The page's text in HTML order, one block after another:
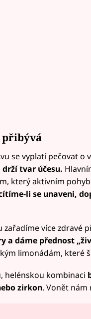
přibývá
se vyplatí pečovat o
tvar účesu.
který aktivním
li se unaveni,
zařadíme více zdravé
a dáme přednost
limonádám, které
helénskou kombinaci
zirkon. Vonět nám